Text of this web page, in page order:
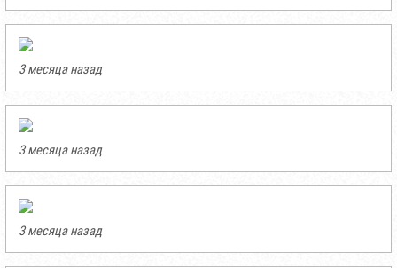
3 месяца назад
3 месяца назад
3 месяца назад